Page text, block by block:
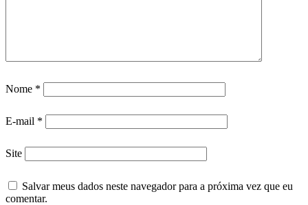
Nome *
E-mail *
Site
Salvar meus dados neste navegador para a próxima vez que eu
comentar.